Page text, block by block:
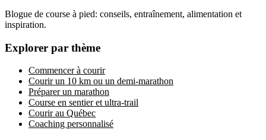
Blogue de course à pied: conseils, entraînement, alimentation et
inspiration.
Explorer par thème
Commencer à courir
Courir un 10 km ou un demi-marathon
Préparer un marathon
Course en sentier et ultra-trail
Courir au Québec
Coaching personnalisé